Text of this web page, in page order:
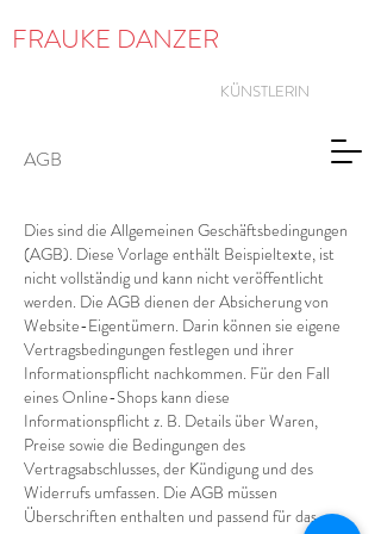
FRAUKE DANZER
KÜNSTLERIN
AGB
Dies sind die Allgemeinen Geschäftsbedingungen
(AGB). Diese Vorlage enthält Beispieltexte, ist
nicht vollständig und kann nicht veröffentlicht
werden. Die AGB dienen der Absicherung von
Website-Eigentümern. Darin können sie eigene
Vertragsbedingungen festlegen und ihrer
Informationspflicht nachkommen. Für den Fall
eines Online-Shops kann diese
Informationspflicht z. B. Details über Waren,
Preise sowie die Bedingungen des
Vertragsabschlusses, der Kündigung und des
Widerrufs umfassen. Die AGB müssen
Überschriften enthalten und passend für das